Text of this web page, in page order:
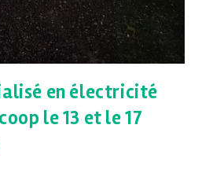
en électricité
le 13 et le 17